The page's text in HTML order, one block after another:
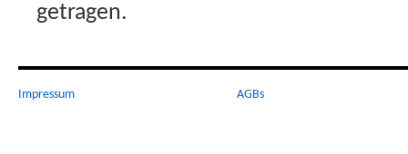
getragen.
Impressum AGBs